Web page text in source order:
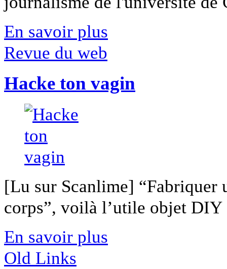
En savoir plus
Revue du web
Hacke ton vagin
[Lu sur Scanlime] “Fabriquer
corps”, voilà l’utile objet
En savoir plus
Old Links